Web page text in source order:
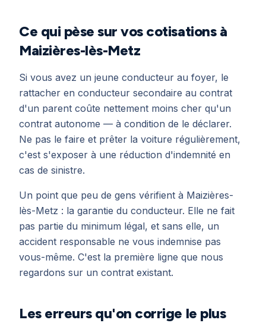
Ce qui pèse sur vos cotisations à
Maizières-lès-Metz
Si vous avez un jeune conducteur au foyer, le
rattacher en conducteur secondaire au contrat
d'un parent coûte nettement moins cher qu'un
contrat autonome — à condition de le déclarer.
Ne pas le faire et prêter la voiture régulièrement,
c'est s'exposer à une réduction d'indemnité en
cas de sinistre.
Un point que peu de gens vérifient à Maizières-
lès-Metz : la garantie du conducteur. Elle ne fait
pas partie du minimum légal, et sans elle, un
accident responsable ne vous indemnise pas
vous-même. C'est la première ligne que nous
regardons sur un contrat existant.
Les erreurs qu'on corrige le plus